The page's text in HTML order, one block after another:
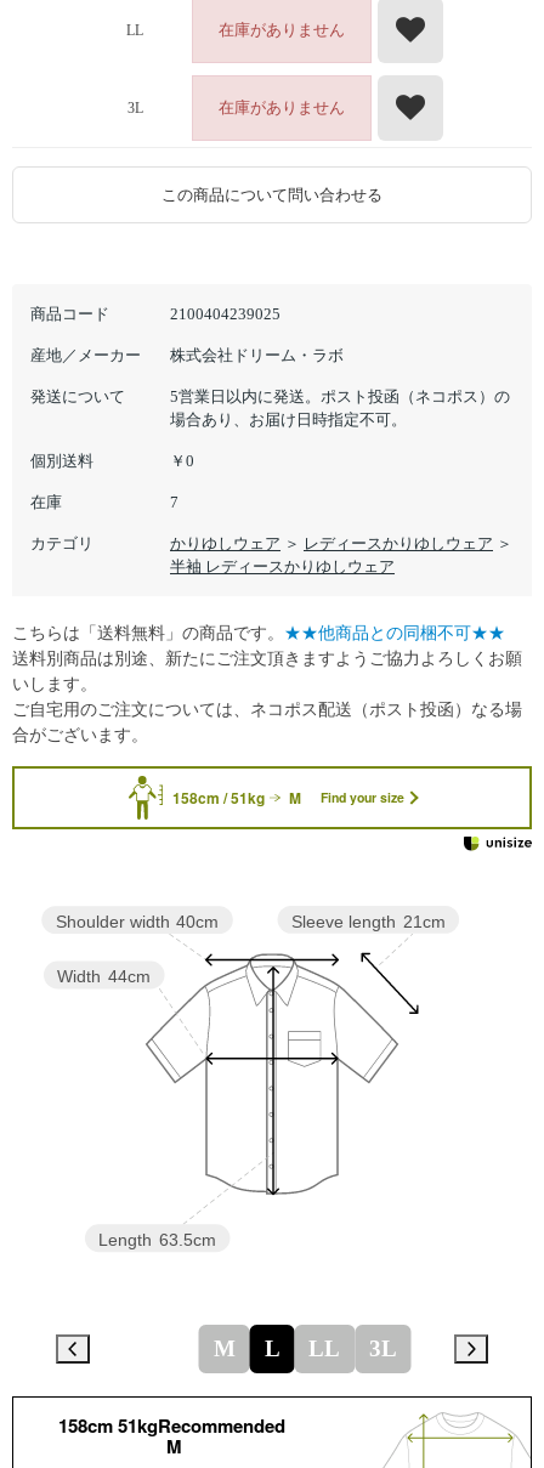
商品コード 2100404239025
産地／メーカー 株式会社ドリーム・ラボ
発送について
5営業日以内に発送。ポスト投函（ネコポス）の
場合あり、お届け日時指定不可。
個別送料 ￥0
在庫 7
カテゴリ かりゆしウェア ＞ レディースかりゆしウェア ＞
半袖 レディースかりゆしウェア
LL 在庫がありません
3L 在庫がありません
この商品について問い合わせる
158cm / 51kg M Find your size
Sleeve length 21cm
Length 63.5cm
Width 44cm
Shoulder width 40cm
M L LL 3L
158cm 51kgRecommended
M
こちらは「送料無料」の商品です。 ★★他商品との同梱不可★★
送料別商品は別途、新たにご注文頂きますようご協力よろしくお願
いします。
ご自宅用のご注文については、ネコポス配送（ポスト投函）なる場
合がございます。